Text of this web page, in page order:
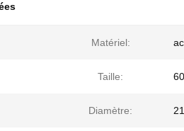
Matériel:
Taille:
Diamètre: